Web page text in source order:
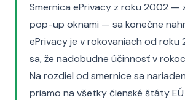
Smernica ePrivacy z roku 2002 —
pop-up oknami — sa konečne
ePrivacy je v rokovaniach od roku
sa, že nadobudne účinnosť v
Na rozdiel od smernice sa
priamo na všetky členské štáty